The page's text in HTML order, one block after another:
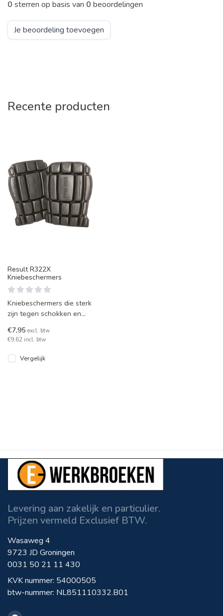
0 sterren op basis van 0 beoordelingen
Je beoordeling toevoegen
Recente producten
Result R322X
Kniebeschermers
Kniebeschermers die sterk
zijn tegen schokken en
soepel materiaal.
€7,95 excl. btw
€9,62 incl. btw
Vergelijk
Levering aan zakelijk en particulier.
Prijzen vermeld Exclusief BTW.
Wasaweg 4
9723 JD Groningen
0031 50 21 11 430
KVK nummer: 54000505
btw-nummer: NL851110332.B01